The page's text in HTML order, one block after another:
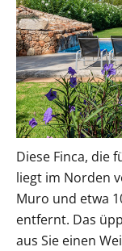
Diese Finca, die
liegt im Norden
Muro und etwa
entfernt. Das
aus Sie einen